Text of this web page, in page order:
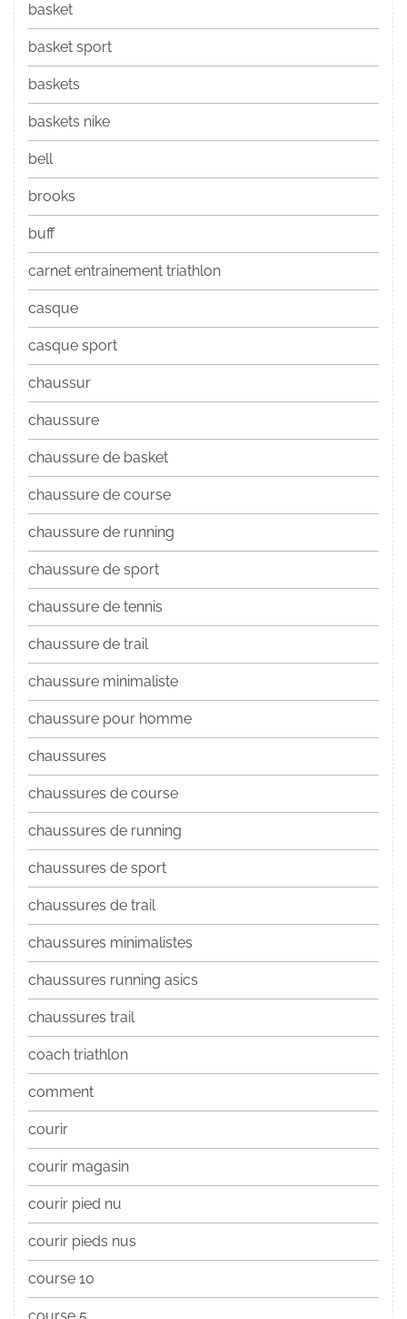
basket
basket sport
baskets
baskets nike
bell
brooks
buff
carnet entrainement triathlon
casque
casque sport
chaussur
chaussure
chaussure de basket
chaussure de course
chaussure de running
chaussure de sport
chaussure de tennis
chaussure de trail
chaussure minimaliste
chaussure pour homme
chaussures
chaussures de course
chaussures de running
chaussures de sport
chaussures de trail
chaussures minimalistes
chaussures running asics
chaussures trail
coach triathlon
comment
courir
courir magasin
courir pied nu
courir pieds nus
course 10